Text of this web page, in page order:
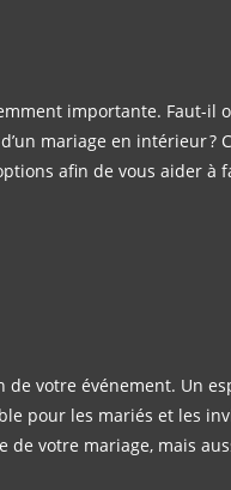
importante. Faut-il
mariage en intérieur ?
afin de vous aider à
votre événement. Un
pour les mariés et les
votre mariage, mais